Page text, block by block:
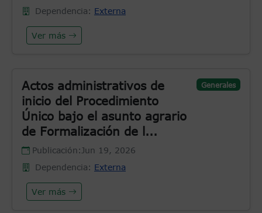
Dependencia: Externa
Ver más
Actos administrativos de
inicio del Procedimiento
Único bajo el asunto agrario
de Formalización de l...
Generales
Publicación: Jun 19, 2026
Dependencia: Externa
Ver más